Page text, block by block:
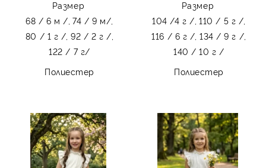
Размер
68 / 6 м /, 74 / 9 м/,
80 / 1 г /, 92 / 2 г /,
122 / 7 г/
Полиестер
Размер
104 /4 г /, 110 / 5 г /,
116 / 6 г /, 134 / 9 г /,
140 / 10 г /
Полиестер